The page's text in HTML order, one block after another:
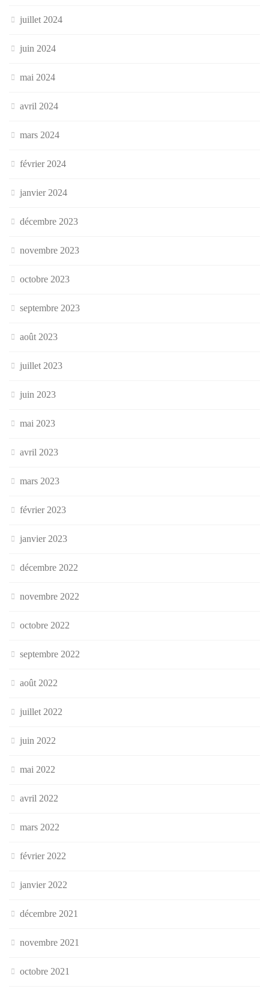
juillet 2024
juin 2024
mai 2024
avril 2024
mars 2024
février 2024
janvier 2024
décembre 2023
novembre 2023
octobre 2023
septembre 2023
août 2023
juillet 2023
juin 2023
mai 2023
avril 2023
mars 2023
février 2023
janvier 2023
décembre 2022
novembre 2022
octobre 2022
septembre 2022
août 2022
juillet 2022
juin 2022
mai 2022
avril 2022
mars 2022
février 2022
janvier 2022
décembre 2021
novembre 2021
octobre 2021